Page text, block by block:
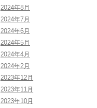
2024年8月
2024年7月
2024年6月
2024年5月
2024年4月
2024年2月
2023年12月
2023年11月
2023年10月